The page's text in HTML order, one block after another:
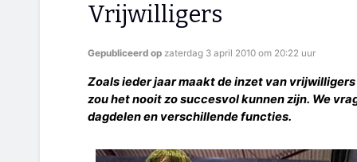
Vrijwilligers
Gepubliceerd op zaterdag 3 april 2010 om 20:22 uur
Zoals ieder jaar maakt de inzet van
zou het nooit zo succesvol kunnen zijn. We
dagdelen en verschillende functies.